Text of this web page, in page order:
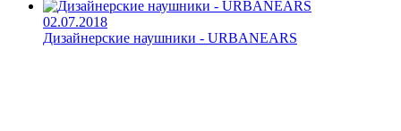
02.07.2018
Дизайнерские наушники - URBANEARS